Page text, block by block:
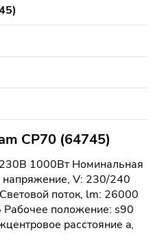
CP70 (64745)
1000Вт Номинальная
V: 230/240
поток, lm: 26000
Рабочее положение: s90
расстояние a,